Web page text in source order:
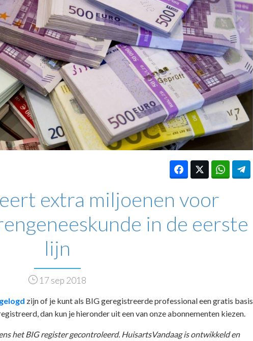
VAKHANDEL
extra miljoenen voor
in de eerste
lijn
17 sep 2018
zijn of je kunt als BIG geregistreerde professional een gratis basis
dan kun je hieronder uit een van onze abonnementen kiezen.
het BIG register gecontroleerd. HuisartsVandaag is ontwikkeld en